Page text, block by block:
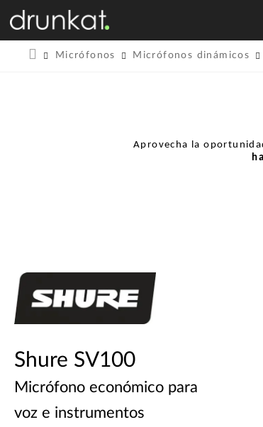
Micrófonos Micrófonos dinámicos
Aprovecha la
Shure SV100
Micrófono económico para
voz e instrumentos